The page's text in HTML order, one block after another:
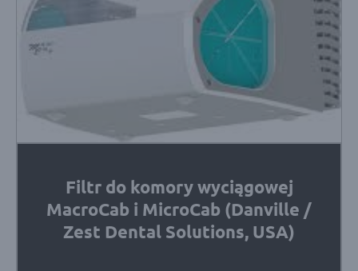
Filtr do komory wyciągowej
MacroCab i MicroCab (Danville /
Zest Dental Solutions, USA)